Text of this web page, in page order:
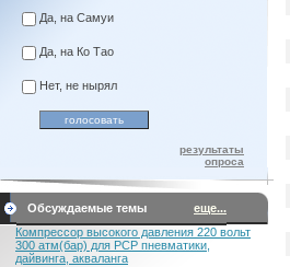
Да, на Самуи
Да, на Ко Тао
Нет, не нырял
результаты
опроса
Обсуждаемые темы
еще...
Компрессор высокого давления 220 вольт
300 атм(бар) для PCP пневматики,
дайвинга, акваланга